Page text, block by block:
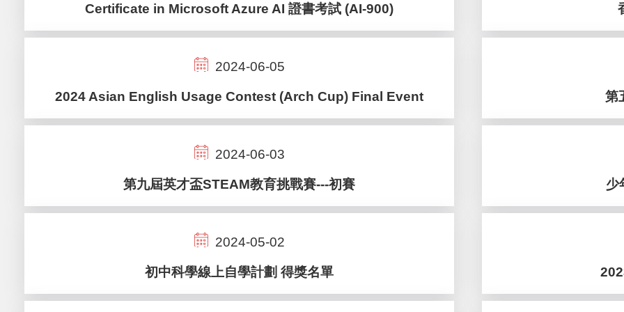
Certificate in Microsoft Azure AI 證書考試 (AI-900)
2024-06-05
2024 Asian English Usage Contest (Arch Cup) Final Event 第
2024-06-03
第九屆英才盃STEAM教育挑戰賽---初賽 少
2024-05-02
初中科學線上自學計劃 得獎名單